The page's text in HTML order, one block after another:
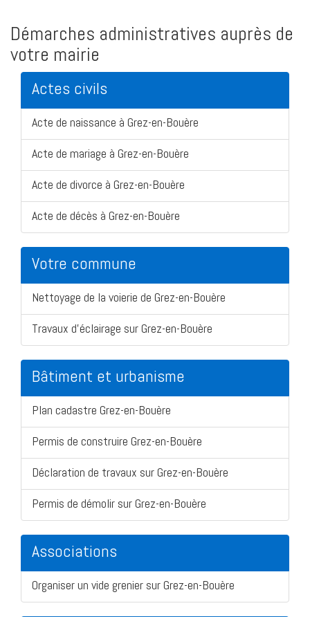
Démarches administratives auprès de
votre mairie
Actes civils
Acte de naissance à Grez-en-Bouère
Acte de mariage à Grez-en-Bouère
Acte de divorce à Grez-en-Bouère
Acte de décès à Grez-en-Bouère
Votre commune
Nettoyage de la voierie de Grez-en-Bouère
Travaux d'éclairage sur Grez-en-Bouère
Bâtiment et urbanisme
Plan cadastre Grez-en-Bouère
Permis de construire Grez-en-Bouère
Déclaration de travaux sur Grez-en-Bouère
Permis de démolir sur Grez-en-Bouère
Associations
Organiser un vide grenier sur Grez-en-Bouère